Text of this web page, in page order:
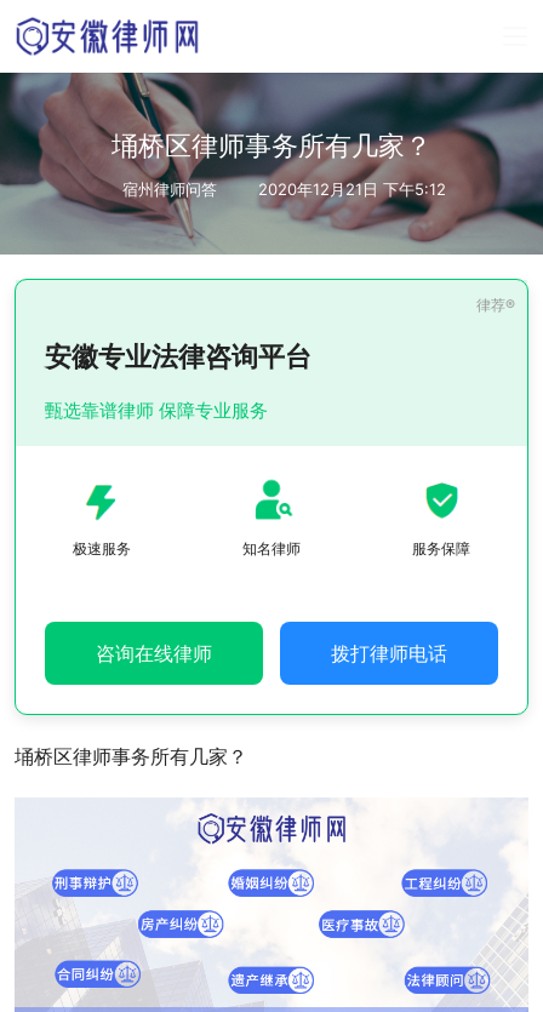
埇桥区律师事务所有几家？
宿州律师问答 2020年12月21日 下午5:12
安徽专业法律咨询平台
甄选靠谱律师 保障专业服务
极速服务 知名律师 服务保障
咨询在线律师 拨打律师电话
埇桥区律师事务所有几家？